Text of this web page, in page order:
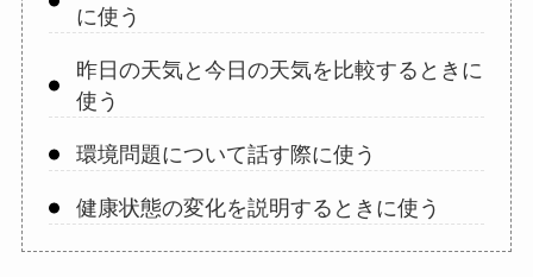
に使う
昨日の天気と今日の天気を比較するときに
使う
環境問題について話す際に使う
健康状態の変化を説明するときに使う